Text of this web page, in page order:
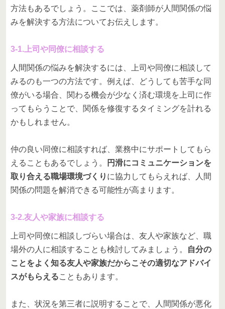
方法もあるでしょう。ここでは、薬剤師が人間関係の悩
みを解決する方法についてお伝えします。
3-1.上司や同僚に相談する
人間関係の悩みを解決するには、上司や同僚に相談して
みるのも一つの方法です。例えば、どうしても苦手な同
僚がいる場合、関わる機会が少なく済む環境を上司に作
ってもらうことで、関係を修復するタイミングを計れる
かもしれません。
仲の良い同僚に相談すれば、業務中にサポートしてもら
えることもあるでしょう。
円滑にコミュニケーションを
取り合える職場環境づくり に協力してもらえれば、人間
関係の問題を解消できる可能性が高まります。
3-2.友人や家族に相談する
上司や同僚に相談しづらい場合は、友人や家族など、職
場外の人に相談することも検討してみましょう。
自分の
ことをよく知る友人や家族だからこその適切なアドバイ
スがもらえることもあります。
また、状況を第三者に説明することで、人間関係が悪化